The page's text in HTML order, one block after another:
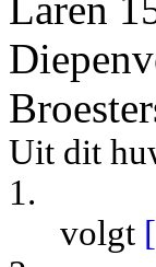
Uit dit
1.
volgt